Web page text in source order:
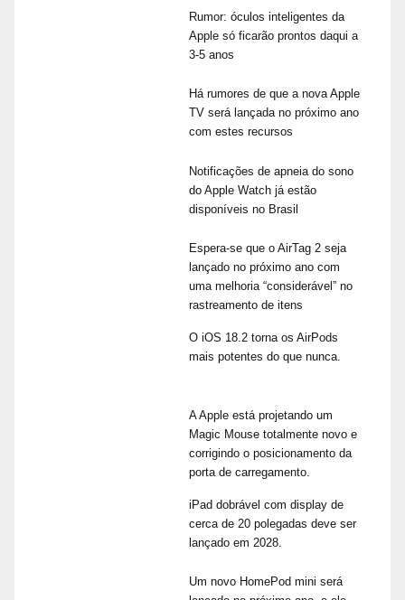
Rumor: óculos inteligentes da
Apple só ficarão prontos daqui a
3-5 anos
Há rumores de que a nova Apple
TV será lançada no próximo ano
com estes recursos
Notificações de apneia do sono
do Apple Watch já estão
disponíveis no Brasil
Espera-se que o AirTag 2 seja
lançado no próximo ano com
uma melhoria “considerável” no
rastreamento de itens
O iOS 18.2 torna os AirPods
mais potentes do que nunca.
A Apple está projetando um
Magic Mouse totalmente novo e
corrigindo o posicionamento da
porta de carregamento.
iPad dobrável com display de
cerca de 20 polegadas deve ser
lançado em 2028.
Um novo HomePod mini será